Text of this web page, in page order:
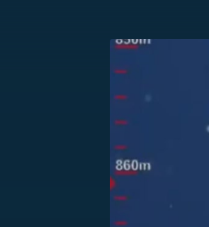
světová válka